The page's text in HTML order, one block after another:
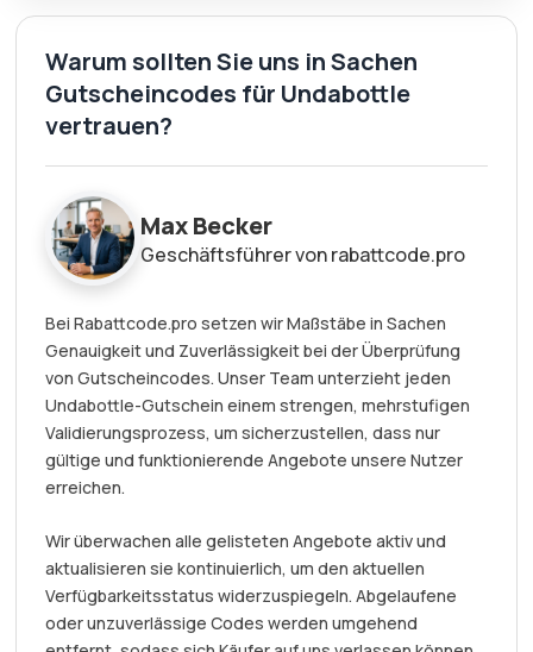
Warum sollten Sie uns in Sachen
Gutscheincodes für Undabottle
vertrauen?
Max Becker
Geschäftsführer von rabattcode.pro
Bei Rabattcode.pro setzen wir Maßstäbe in Sachen
Genauigkeit und Zuverlässigkeit bei der Überprüfung
von Gutscheincodes. Unser Team unterzieht jeden
Undabottle-Gutschein einem strengen, mehrstufigen
Validierungsprozess, um sicherzustellen, dass nur
gültige und funktionierende Angebote unsere Nutzer
erreichen.
Wir überwachen alle gelisteten Angebote aktiv und
aktualisieren sie kontinuierlich, um den aktuellen
Verfügbarkeitsstatus widerzuspiegeln. Abgelaufene
oder unzuverlässige Codes werden umgehend